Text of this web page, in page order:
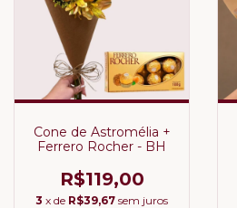
Cone de Astromélia +
Ferrero Rocher - BH
R$119,00
3 x de R$39,67 sem juros